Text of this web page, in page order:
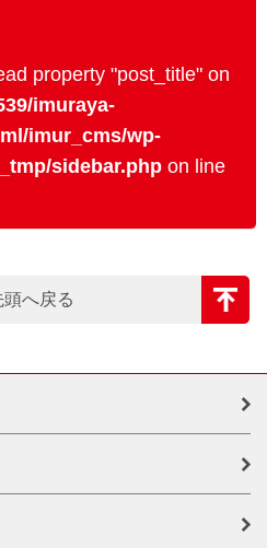
property "post_title" on
imuraya-
imur_cms/wp-
sidebar.php on line
へ戻る